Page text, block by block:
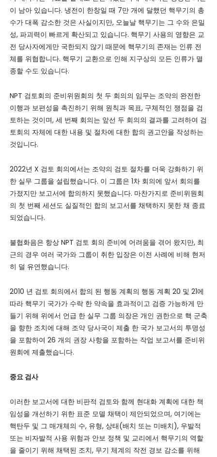
이 남아 있습니다. 냉전이 한창일 때 7만 개에 달했던 핵무기의 총
수가 대폭 감소한 것은 사실이지만, 오늘날 핵무기는 그 수와 은밀
성, 파괴력이 빠르게 확산되고 있습니다. 핵무기 사용의 영향은 교
전 당사자에게만 국한되지 않기 때문에 핵무기의 존재는 인류 전
체를 위협합니다. 핵무기 교환으로 인해 지구상의 모든 인류가 멸
종할 수도 있습니다.
NPT 검토회의 준비위원회의 첫 두 회의의 임무는 조약의 완전한
이행과 보편성을 촉진하기 위해 원칙과 목표, 구체적인 쟁점을 검
토하는 것이며, 세 번째 회의는 앞선 두 회의의 결과를 고려하여 검
토회의 자체에 대한 내용 및 절차에 대한 합의 권고안을 작성하는
것입니다.
2022년 X 검토 회의에서는 조약의 검토 절차를 더욱 강화하기 위
한 실무 그룹을 설립했습니다. 이 그룹은 1차 회의에 앞서 회의를
가졌지만 보고서에 합의하지 못했습니다. 마찬가지로 준비위원회
의 첫 번째 세션도 실질적인 합의 보고서를 채택하지 못한 채 종료
되었습니다.
불협화음은 항상 NPT 검토 회의 준비에 어려움을 겪어 왔지만, 최
근의 경우 여러 국가와 그룹이 취한 입장은 이전 사례에 비해 현저
히 덜 유연했습니다.
2010 년 검토 회의에서 합의 된 행동 계획의 행동 계획 20 및 21에
따라 핵무기 국가가 수락 한 약속을 효과적이고 검증 가능하게 만
들기 위해 위에서 언급 한 실무 그룹 의장은 개인 권한으로 핵 군축
을 향한 조치에 대해 조약 당사국이 제출 한 국가 보고서의 투명성
을 포함하여 26 개의 권장 사항을 포함하는 작업 보고서를 준비위
원회에 제출했습니다.
중요 검사
이러한 보고서에 대한 비판적 검토와 함께 현대화 계획에 대한 책
임성을 개선하기 위한 표준 모델 채택이 제안되었으며, 여기에는
핵탄두 및 그 매개체의 수, 유형, 상태(배치 또는 미배치), 우발적
또는 비자발적 사용 위험과 안보 정책 및 교리에서 핵무기의 역할
을 줄이기 위해 채택된 조치, 무기 체계의 작전 경보 감소를 위해